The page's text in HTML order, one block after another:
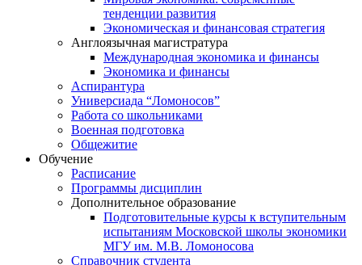
тенденции развития
Экономическая и финансовая стратегия
Англоязычная магистратура
Международная экономика и финансы
Экономика и финансы
Аспирантура
Универсиада “Ломоносов”
Работа со школьниками
Военная подготовка
Общежитие
Обучение
Расписание
Программы дисциплин
Дополнительное образование
Подготовительные курсы к вступительным
испытаниям Московской школы экономики
МГУ им. М.В. Ломоносова
Справочник студента